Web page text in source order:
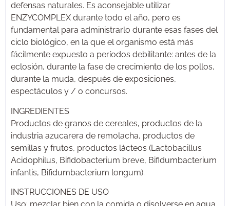
defensas naturales. Es aconsejable utilizar
ENZYCOMPLEX durante todo el año, pero es
fundamental para administrarlo durante esas fases del
ciclo biológico, en la que el organismo está más
fácilmente expuesto a períodos debilitante: antes de la
eclosión, durante la fase de crecimiento de los pollos,
durante la muda, después de exposiciones,
espectáculos y / o concursos.
INGREDIENTES
Productos de granos de cereales, productos de la
industria azucarera de remolacha, productos de
semillas y frutos, productos lácteos (Lactobacillus
Acidophilus, Bifidobacterium breve, Bifidumbacterium
infantis, Bifidumbacterium longum).
INSTRUCCIONES DE USO